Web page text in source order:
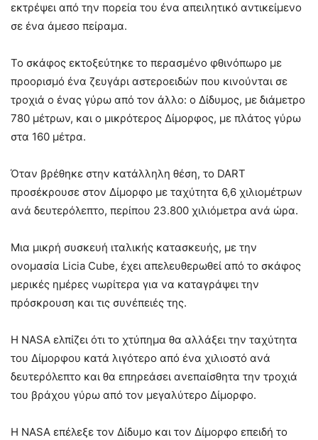
εκτρέψει από την πορεία του ένα απειλητικό αντικείμενο
σε ένα άμεσο πείραμα.
Το σκάφος εκτοξεύτηκε το περασμένο φθινόπωρο με
προορισμό ένα ζευγάρι αστεροειδών που κινούνται σε
τροχιά ο ένας γύρω από τον άλλο: ο Δίδυμος, με διάμετρο
780 μέτρων, και ο μικρότερος Δίμορφος, με πλάτος γύρω
στα 160 μέτρα.
Όταν βρέθηκε στην κατάλληλη θέση, το DART
προσέκρουσε στον Δίμορφο με ταχύτητα 6,6 χιλιομέτρων
ανά δευτερόλεπτο, περίπου 23.800 χιλιόμετρα ανά ώρα.
Μια μικρή συσκευή ιταλικής κατασκευής, με την
ονομασία Licia Cube, έχει απελευθερωθεί από το σκάφος
μερικές ημέρες νωρίτερα για να καταγράψει την
πρόσκρουση και τις συνέπειές της.
Η NASA ελπίζει ότι το χτύπημα θα αλλάξει την ταχύτητα
του Δίμορφου κατά λιγότερο από ένα χιλιοστό ανά
δευτερόλεπτο και θα επηρεάσει ανεπαίσθητα την τροχιά
του βράχου γύρω από τον μεγαλύτερο Δίμορφο.
Η NASA επέλεξε τον Δίδυμο και τον Δίμορφο επειδή το